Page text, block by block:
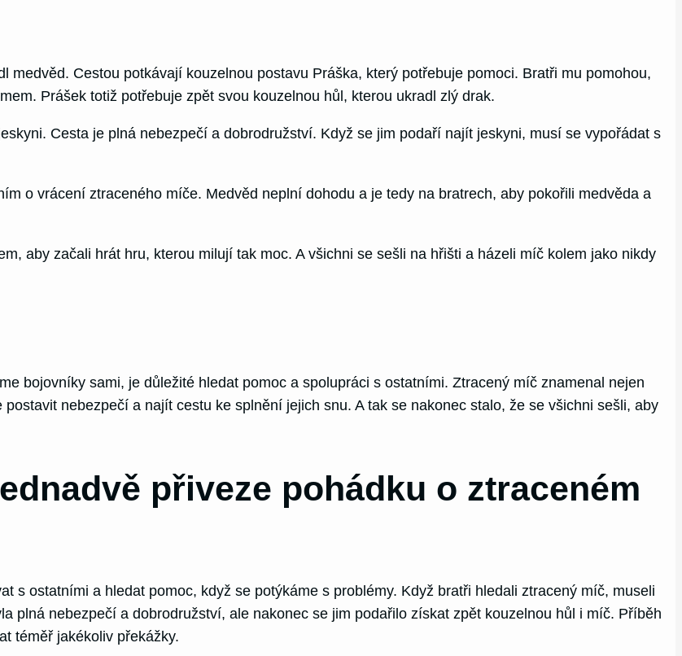
Cestou potkávají kouzelnou postavu Práška, který potřebuje pomoci. Bratři mu pomohou,
Prášek totiž potřebuje zpět svou kouzelnou hůl, kterou ukradl zlý drak.
Cesta je plná nebezpečí a dobrodružství. Když se jim podaří najít jeskyni, musí se vypořádat s
o vrácení ztraceného míče. Medvěd neplní dohodu a je tedy na bratrech, aby pokořili medvěda a
aby začali hrát hru, kterou milují tak moc. A všichni se sešli na hřišti a házeli míč kolem jako nikdy
bojovníky sami, je důležité hledat pomoc a spolupráci s ostatními. Ztracený míč znamenal nejen
nebezpečí a najít cestu ke splnění jejich snu. A tak se nakonec stalo, že se všichni sešli, aby
přiveze pohádku o ztraceném
s ostatními a hledat pomoc, když se potýkáme s problémy. Když bratři hledali ztracený míč, museli
plná nebezpečí a dobrodružství, ale nakonec se jim podařilo získat zpět kouzelnou hůl i míč. Příběh
téměř jakékoliv překážky.